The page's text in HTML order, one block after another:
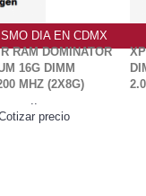
DIA EN CDMX
RAM DOMINATOR
16G DIMM
MHZ (2X8G)
..
precio